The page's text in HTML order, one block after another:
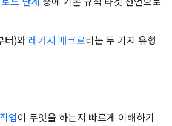
터)와 레거시 매크로라는 두 가지 유형
작업이 무엇을 하는지 빠르게 이해하기